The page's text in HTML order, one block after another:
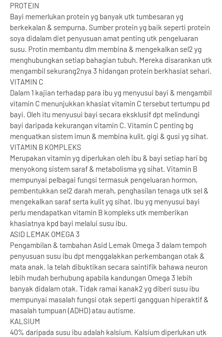
PROTEIN
Bayi memerlukan protein yg banyak utk tumbesaran yg
berkekalan & sempurna. Sumber protein yg baik seperti protein
soya didalam diet penyusuan amat penting utk pengeluaran
susu. Protin membantu dlm membina & mengekalkan sel2 yg
menghubungkan setiap bahagian tubuh. Mereka disarankan utk
mengambil sekurang2nya 3 hidangan protein berkhasiat sehari.
VITAMIN C
Dalam 1 kajian terhadap para ibu yg menyusui bayi & mengambil
vitamin C menunjukkan khasiat vitamin C tersebut tertumpu pd
bayi. Oleh itu menyusui bayi secara eksklusif dpt melindungi
bayi daripada kekurangan vitamin C. Vitamin C penting bg
menguatkan sistem imun & membina kulit, gigi & gusi yg sihat.
VITAMIN B KOMPLEKS
Merupakan vitamin yg diperlukan oleh ibu & bayi setiap hari bg
menyokong sistem saraf & metabolisma yg sihat. Vitamin B
mempunyai pelbagai fungsi termasuk pengeluaran hormon,
pembentukkan sel2 darah merah, penghasilan tenaga utk sel &
mengekalkan saraf serta kulit yg sihat. Ibu yg menyusui bayi
perlu mendapatkan vitamin B kompleks utk memberikan
khasiatnya kpd bayi melalui susu ibu.
ASID LEMAK OMEGA 3
Pengambilan & tambahan Asid Lemak Omega 3 dalam tempoh
penyusuan susu ibu dpt menggalakkan perkembangan otak &
mata anak. Ia telah dibuktikan secara saintifik bahawa neuron
lebih mudah berhubung apabila kandungan Omega 3 lebih
banyak didalam otak. Tidak ramai kanak2 yg diberi susu ibu
mempunyai masalah fungsi otak seperti gangguan hiperaktif &
masalah tumpuan (ADHD) atau autisme.
KALSIUM
40% daripada susu ibu adalah kalsium. Kalsium diperlukan utk